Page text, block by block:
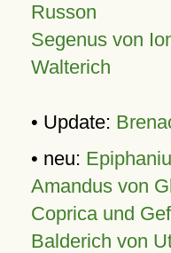
Russon
Segenus von
Walterich
• Update:
• neu:
Amandus von
Coprica und
Balderich von